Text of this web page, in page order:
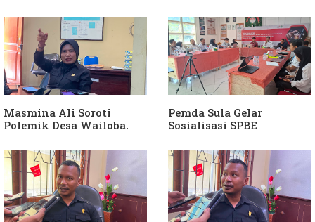
Keterlibatan Ketua PKB
Sula
Dia Kangen Saya
Masmina Ali Soroti
Polemik Desa Wailoba,
Keterlibatan Ketua PKB
Sula
Pemda Sula Gelar
Sosialisasi SPBE